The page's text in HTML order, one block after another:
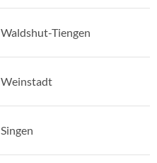
Waldshut-Tiengen
Weinstadt
Singen